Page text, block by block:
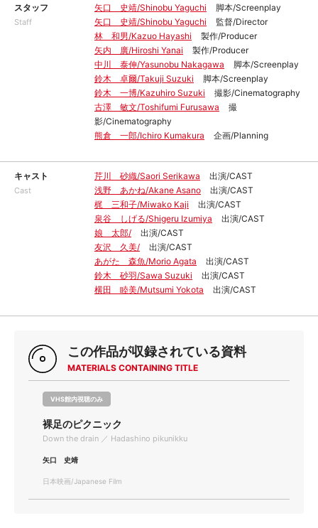
スタッフ
Staff
矢口 史靖/Shinobu Yaguchi
脚本/Screenplay
矢口 史靖/Shinobu Yaguchi
監督/Director
林 和男/Kazuo Hayashi
製作/Producer
矢内 廣/Hiroshi Yanai
製作/Producer
中川 泰伸/Yasunobu Nakagawa
脚本/Screenplay
鈴木 卓爾/Takuji Suzuki
脚本/Screenplay
鈴木 一博/Kazuhiro Suzuki
撮影/Cinematography
古澤 敏文/Toshifumi Furusawa
撮
影/Cinematography
熊倉 一郎/Ichiro Kumakura
企画/Planning
キャスト
Cast
芹川 砂織/Saori Serikawa
出演/CAST
浅野 あかね/Akane Asano
出演/CAST
梶 三和子/Miwako Kaji
出演/CAST
泉谷 しげる/Shigeru Izumiya
出演/CAST
娘 太郎/
出演/CAST
友沢 久美/
出演/CAST
あがた 森魚/Morio Agata
出演/CAST
鈴木 砂羽/Sawa Suzuki
出演/CAST
横田 睦美/Mutsumi Yokota
出演/CAST
この作品が収録されている資料
MATERIALS CONTAINING TITLE
VHS館内視聴のみ
裸足のピクニック
Down the drain ／ Hadashino pikunikku
矢口 史靖
日本映画/Japanese Film